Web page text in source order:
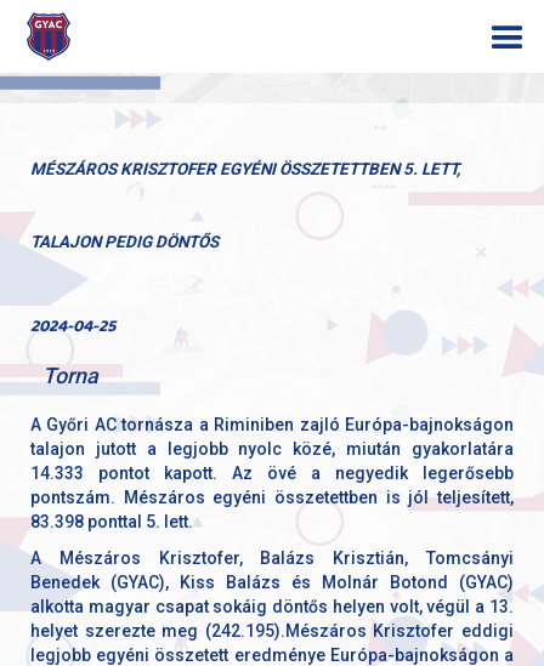
MÉSZÁROS KRISZTOFER EGYÉNI ÖSSZETETTBEN 5. LETT,
TALAJON PEDIG DÖNTŐS
2024-04-25
Torna
A Győri AC tornásza a Riminiben zajló Európa-bajnokságon
talajon jutott a legjobb nyolc közé, miután gyakorlatára
14.333 pontot kapott. Az övé a negyedik legerősebb
pontszám. Mészáros egyéni összetettben is jól teljesített,
83.398 ponttal 5. lett.
A Mészáros Krisztofer, Balázs Krisztián, Tomcsányi
Benedek (GYAC), Kiss Balázs és Molnár Botond (GYAC)
alkotta magyar csapat sokáig döntős helyen volt, végül a 13.
helyet szerezte meg (242.195).Mészáros Krisztofer eddigi
legjobb egyéni összetett eredménye Európa-bajnokságon a